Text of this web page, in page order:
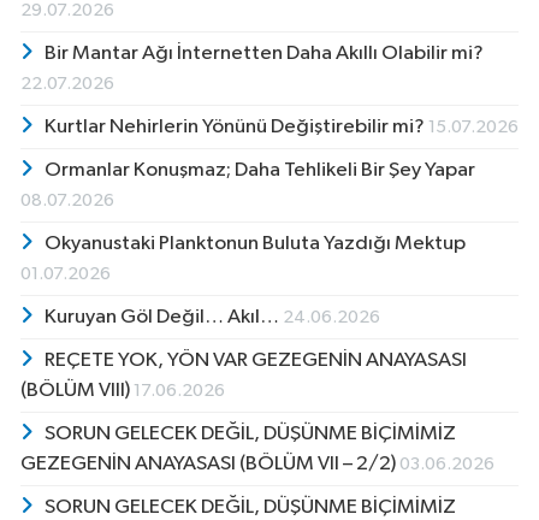
29.07.2026
Bir Mantar Ağı İnternetten Daha Akıllı Olabilir mi?
22.07.2026
Kurtlar Nehirlerin Yönünü Değiştirebilir mi? 15.07.2026
Ormanlar Konuşmaz; Daha Tehlikeli Bir Şey Yapar
08.07.2026
Okyanustaki Planktonun Buluta Yazdığı Mektup
01.07.2026
Kuruyan Göl Değil… Akıl… 24.06.2026
REÇETE YOK, YÖN VAR GEZEGENİN ANAYASASI
(BÖLÜM VIII) 17.06.2026
SORUN GELECEK DEĞİL, DÜŞÜNME BİÇİMİMİZ
GEZEGENİN ANAYASASI (BÖLÜM VII – 2/2) 03.06.2026
SORUN GELECEK DEĞİL, DÜŞÜNME BİÇİMİMİZ